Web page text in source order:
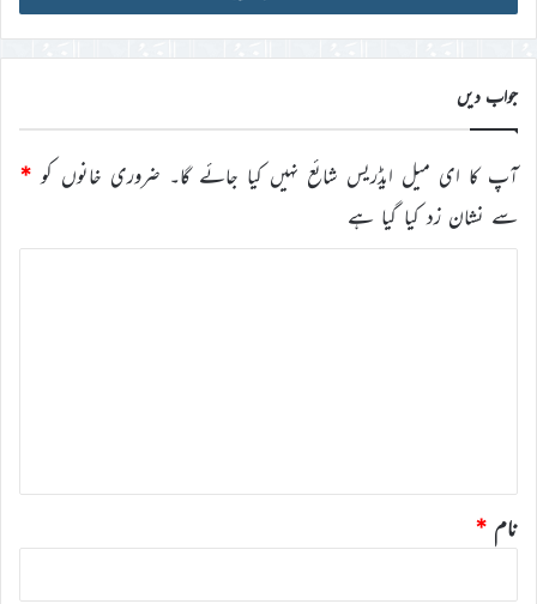
ڈی
درج
کریں
جواب دیں
آپ کا ای میل ایڈریس شائع نہیں کیا جائے گا۔ ضروری خانوں کو *
سے نشان زد کیا گیا ہے
نام *